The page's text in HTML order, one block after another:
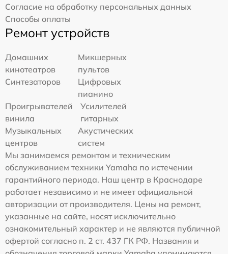
Согласие на обработку персональных данных
Способы оплаты
Ремонт устройств
Домашних
кинотеатров
Микшерных
пультов
Синтезаторов
Цифровых
пианино
Проигрывателей
винила
Усилителей
гитарных
Музыкальных
центров
Акустических
систем
Мы занимаемся ремонтом и техническим
обслуживанием техники Yamaha по истечении
гарантийного периода. Наш центр в Краснодаре
работает независимо и не имеет официальной
авторизации от производителя. Цены на ремонт,
указанные на сайте, носят исключительно
ознакомительный характер и не являются публичной
офертой согласно п. 2 ст. 437 ГК РФ. Названия и